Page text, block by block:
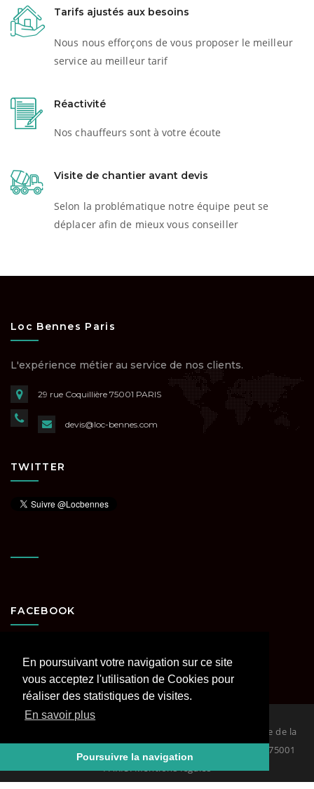
En poursuivant votre navigation sur ce site
vous acceptez l'utilisation de Cookies pour
réaliser des statistiques de visites.
En savoir plus
Poursuivre la navigation
Tarifs ajustés aux besoins
Nous nous efforçons de vous proposer le meilleur
service au meilleur tarif
Réactivité
Nos chauffeurs sont à votre écoute
Visite de chantier avant devis
Selon la problématique notre équipe peut se
déplacer afin de mieux vous conseiller
Loc Bennes Paris
L'expérience métier au service de nos clients.
29 rue Coquillière 75001 PARIS
devis@loc-bennes.com
TWITTER
FACEBOOK
Loc Bennes Paris et Région parisienne spécialiste de la
location de benne. RCS PARIS Siège : 29 rue Coquillière 75001
PARIS. Mentions légales